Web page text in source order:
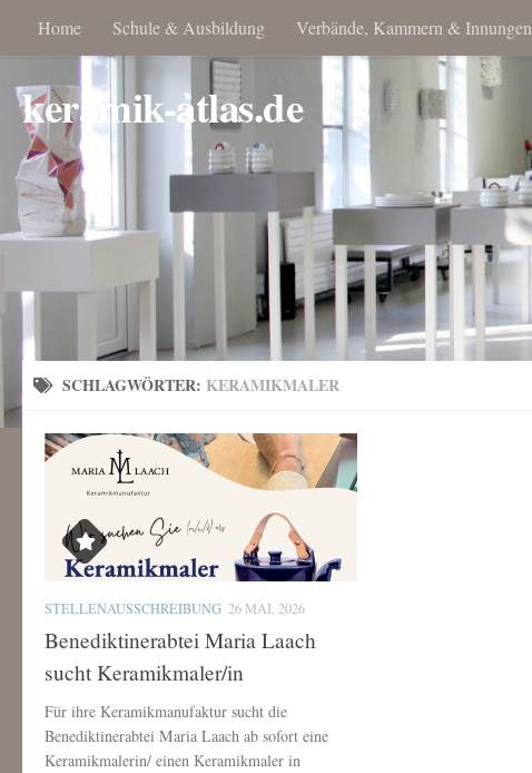
Home Schule & Ausbildung Verbände, Kammern & Innungen
keramik-atlas.de
SCHLAGWÖRTER: KERAMIKMALER
STELLENAUSSCHREIBUNG 26 MAI, 2026
Benediktinerabtei Maria Laach
sucht Keramikmaler/in
Für ihre Keramikmanufaktur sucht die
Benediktinerabtei Maria Laach ab sofort eine
Keramikmalerin/ einen Keramikmaler in